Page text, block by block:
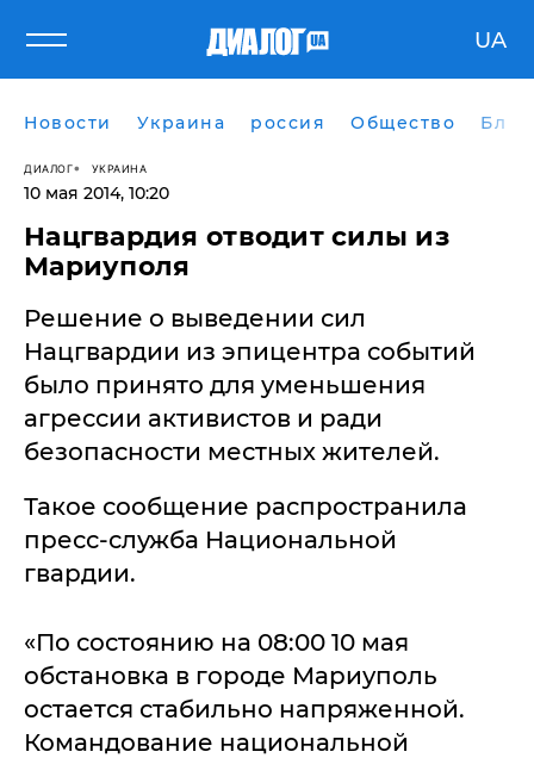
UA
Новости Украина россия Общество
ДИАЛОГ УКРАИНА
10 мая 2014, 10:20
Нацгвардия отводит силы из
Мариуполя
Решение о выведении сил
Нацгвардии из эпицентра событий
было принято для уменьшения
агрессии активистов и ради
безопасности местных жителей.
Такое сообщение распространила
пресс-служба Национальной
гвардии.
«По состоянию на 08:00 10 мая
обстановка в городе Мариуполь
остается стабильно напряженной.
Командование национальной